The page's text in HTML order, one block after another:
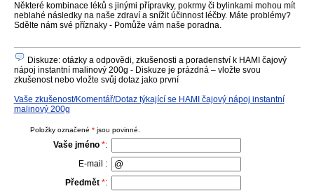
Některé kombinace léků s jinými přípravky, pokrmy či bylinkami mohou mít
neblahé následky na naše zdraví a snížit účinnost léčby. Máte problémy?
Sdělte nám své příznaky - Pomůže vám naše poradna.
Diskuze: otázky a odpovědi, zkušenosti a poradenství k HAMI čajový
nápoj instantní malinový 200g - Diskuze je prázdná – vložte svou
zkušenost nebo vložte svůj dotaz jako první
Vaše zkušenost/Komentář/Dotaz týkající se HAMI čajový nápoj instantní
malinový 200g
Položky označené * jsou povinné.
Vaše jméno *:
E-mail :
Předmět *: